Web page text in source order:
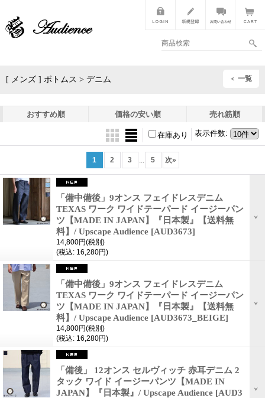
[ メンズ ] ボトムス > デニム 一覧
おすすめ順 価格の安い順 売れ筋順
表示件数:
在庫あり
1 2 3 ... 5 次»
「備中備後」9オンス フェイドレスデニム
TEXAS ワーク ワイドテーパード イージーパン
ツ【MADE IN JAPAN】『日本製』【送料無
料】/ Upscape Audience [AUD3673]
14,800円(税別)
(税込: 16,280円)
「備中備後」9オンス フェイドレスデニム
TEXAS ワーク ワイドテーパード イージーパン
ツ【MADE IN JAPAN】『日本製』【送料無
料】/ Upscape Audience [AUD3673_BEIGE]
14,800円(税別)
(税込: 16,280円)
「備後」 12オンス セルヴィッチ 赤耳デニム 2
タック ワイド イージーパンツ【MADE IN
JAPAN】『日本製』/ Upscape Audience [AUD3